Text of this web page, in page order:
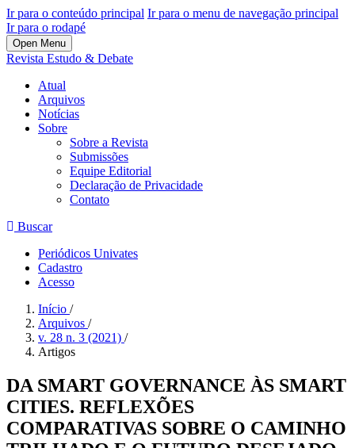
Ir para o conteúdo principal Ir para o menu de navegação principal
Ir para o rodapé
Open Menu
Revista Estudo & Debate
Atual
Arquivos
Notícias
Sobre
Sobre a Revista
Submissões
Equipe Editorial
Declaração de Privacidade
Contato
Buscar
Periódicos Univates
Cadastro
Acesso
Início /
Arquivos /
v. 28 n. 3 (2021) /
Artigos
DA SMART GOVERNANCE ÀS SMART
CITIES. REFLEXÕES
COMPARATIVAS SOBRE O CAMINHO